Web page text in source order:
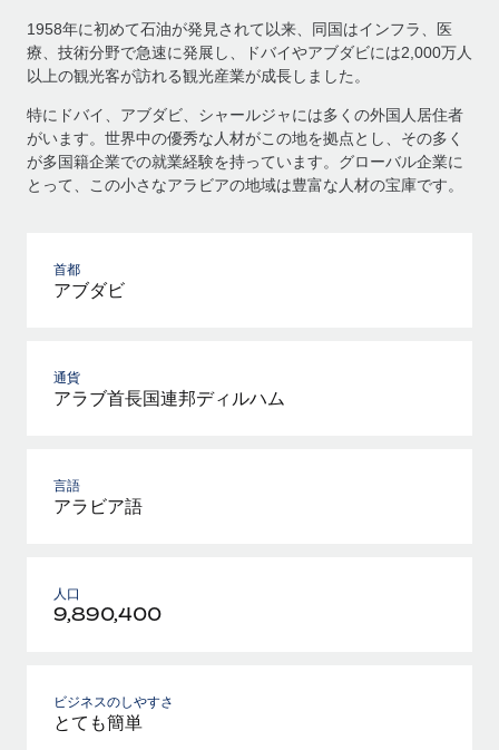
1958年に初めて石油が発見されて以来、同国はインフラ、医
療、技術分野で急速に発展し、ドバイやアブダビには2,000万人
以上の観光客が訪れる観光産業が成長しました。
特にドバイ、アブダビ、シャールジャには多くの外国人居住者
がいます。世界中の優秀な人材がこの地を拠点とし、その多く
が多国籍企業での就業経験を持っています。グローバル企業に
とって、この小さなアラビアの地域は豊富な人材の宝庫です。
首都
アブダビ
通貨
アラブ首長国連邦ディルハム
言語
アラビア語
人口
9,890,400
ビジネスのしやすさ
とても簡単